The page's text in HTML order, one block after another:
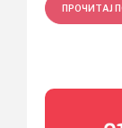
ПРОЧИТАЈ